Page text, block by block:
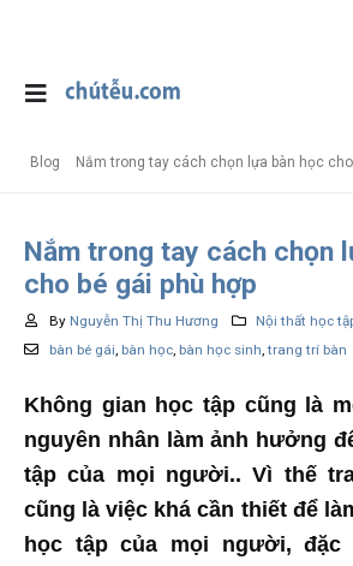
Blog Nắm trong tay cách chọn lựa bàn học
Nắm trong tay cách chọn
cho bé gái phù hợp
By Nguyễn Thị Thu Hương
Nội thất học
bàn bé gái, bàn học, bàn học sinh,trang trí bàn
Không gian học tập cũng là
nguyên nhân làm ảnh hưởng
tập của mọi người.. Vì thế
cũng là việc khá cần thiết để
học tập của mọi người, đặc